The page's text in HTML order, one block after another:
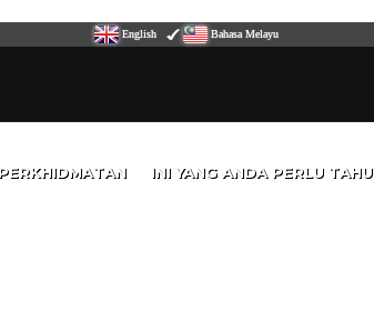
English Bahasa Melayu
PERKHIDMATAN INI YANG ANDA PERLU TAHU